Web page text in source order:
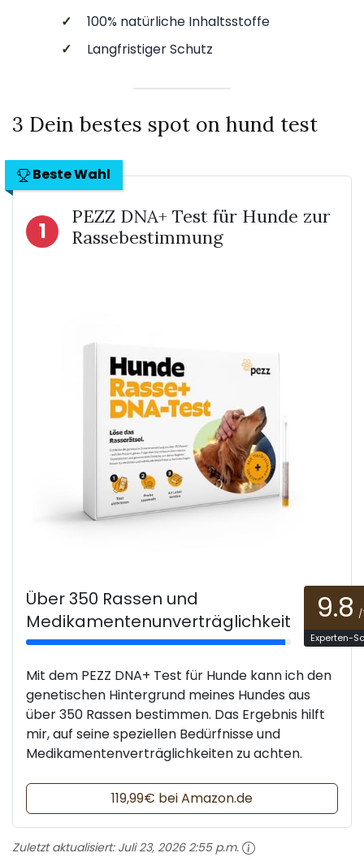
✓
100% natürliche Inhaltsstoffe
✓
Langfristiger Schutz
3 Dein bestes spot on hund test
Beste Wahl
1
PEZZ DNA+ Test für Hunde zur
Rassebestimmung
Über 350 Rassen und
Medikamentenunverträglichkeit
9.8 /
Experten-
Mit dem PEZZ DNA+ Test für Hunde kann ich den
genetischen Hintergrund meines Hundes aus
über 350 Rassen bestimmen. Das Ergebnis hilft
mir, auf seine speziellen Bedürfnisse und
Medikamentenverträglichkeiten zu achten.
119,99€ bei Amazon.de
Zuletzt aktualisiert: Juli 23, 2026 2:55 p.m.